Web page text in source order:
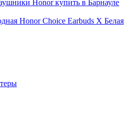
Honor Choice Earbuds X Белая